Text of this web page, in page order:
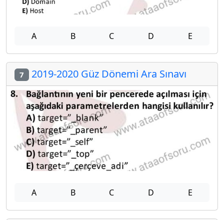
A B C D E
7 2019-2020 Güz Dönemi Ara Sınavı
A B C D E